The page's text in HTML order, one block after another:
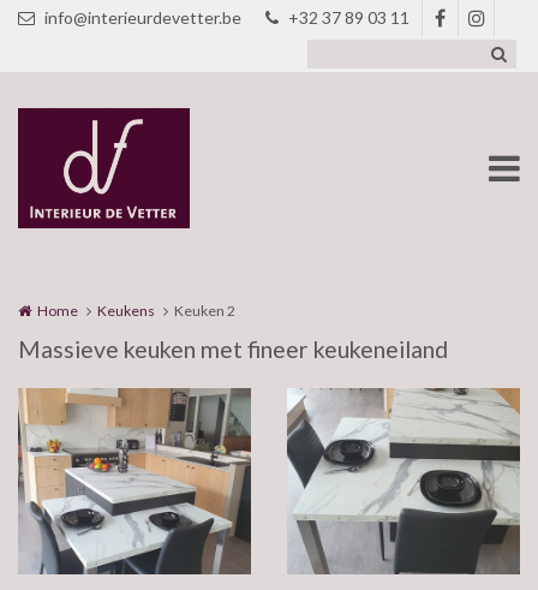
Overslaan en naar de inhoud gaan
info@interieurdevetter.be +32 37 89 03 11
Home Keukens Keuken 2
Massieve keuken met fineer keukeneiland